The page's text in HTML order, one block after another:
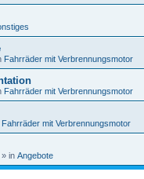
Fahrräder mit Verbrennungsmotor
Fahrräder mit Verbrennungsmotor
Fahrräder mit Verbrennungsmotor
» in Angebote